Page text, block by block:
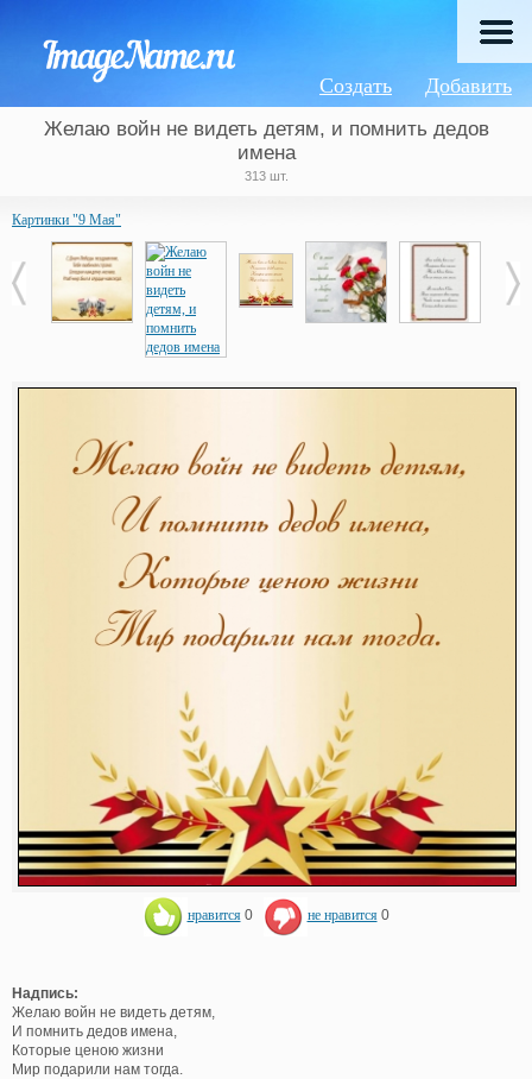
Добавить
Создать
Желаю войн не видеть детям, и помнить дедов
имена
313 шт.
Картинки "9 Мая"
нравится 0 не нравится 0
Надпись:
Желаю войн не видеть детям,
И помнить дедов имена,
Которые ценою жизни
Мир подарили нам тогда.